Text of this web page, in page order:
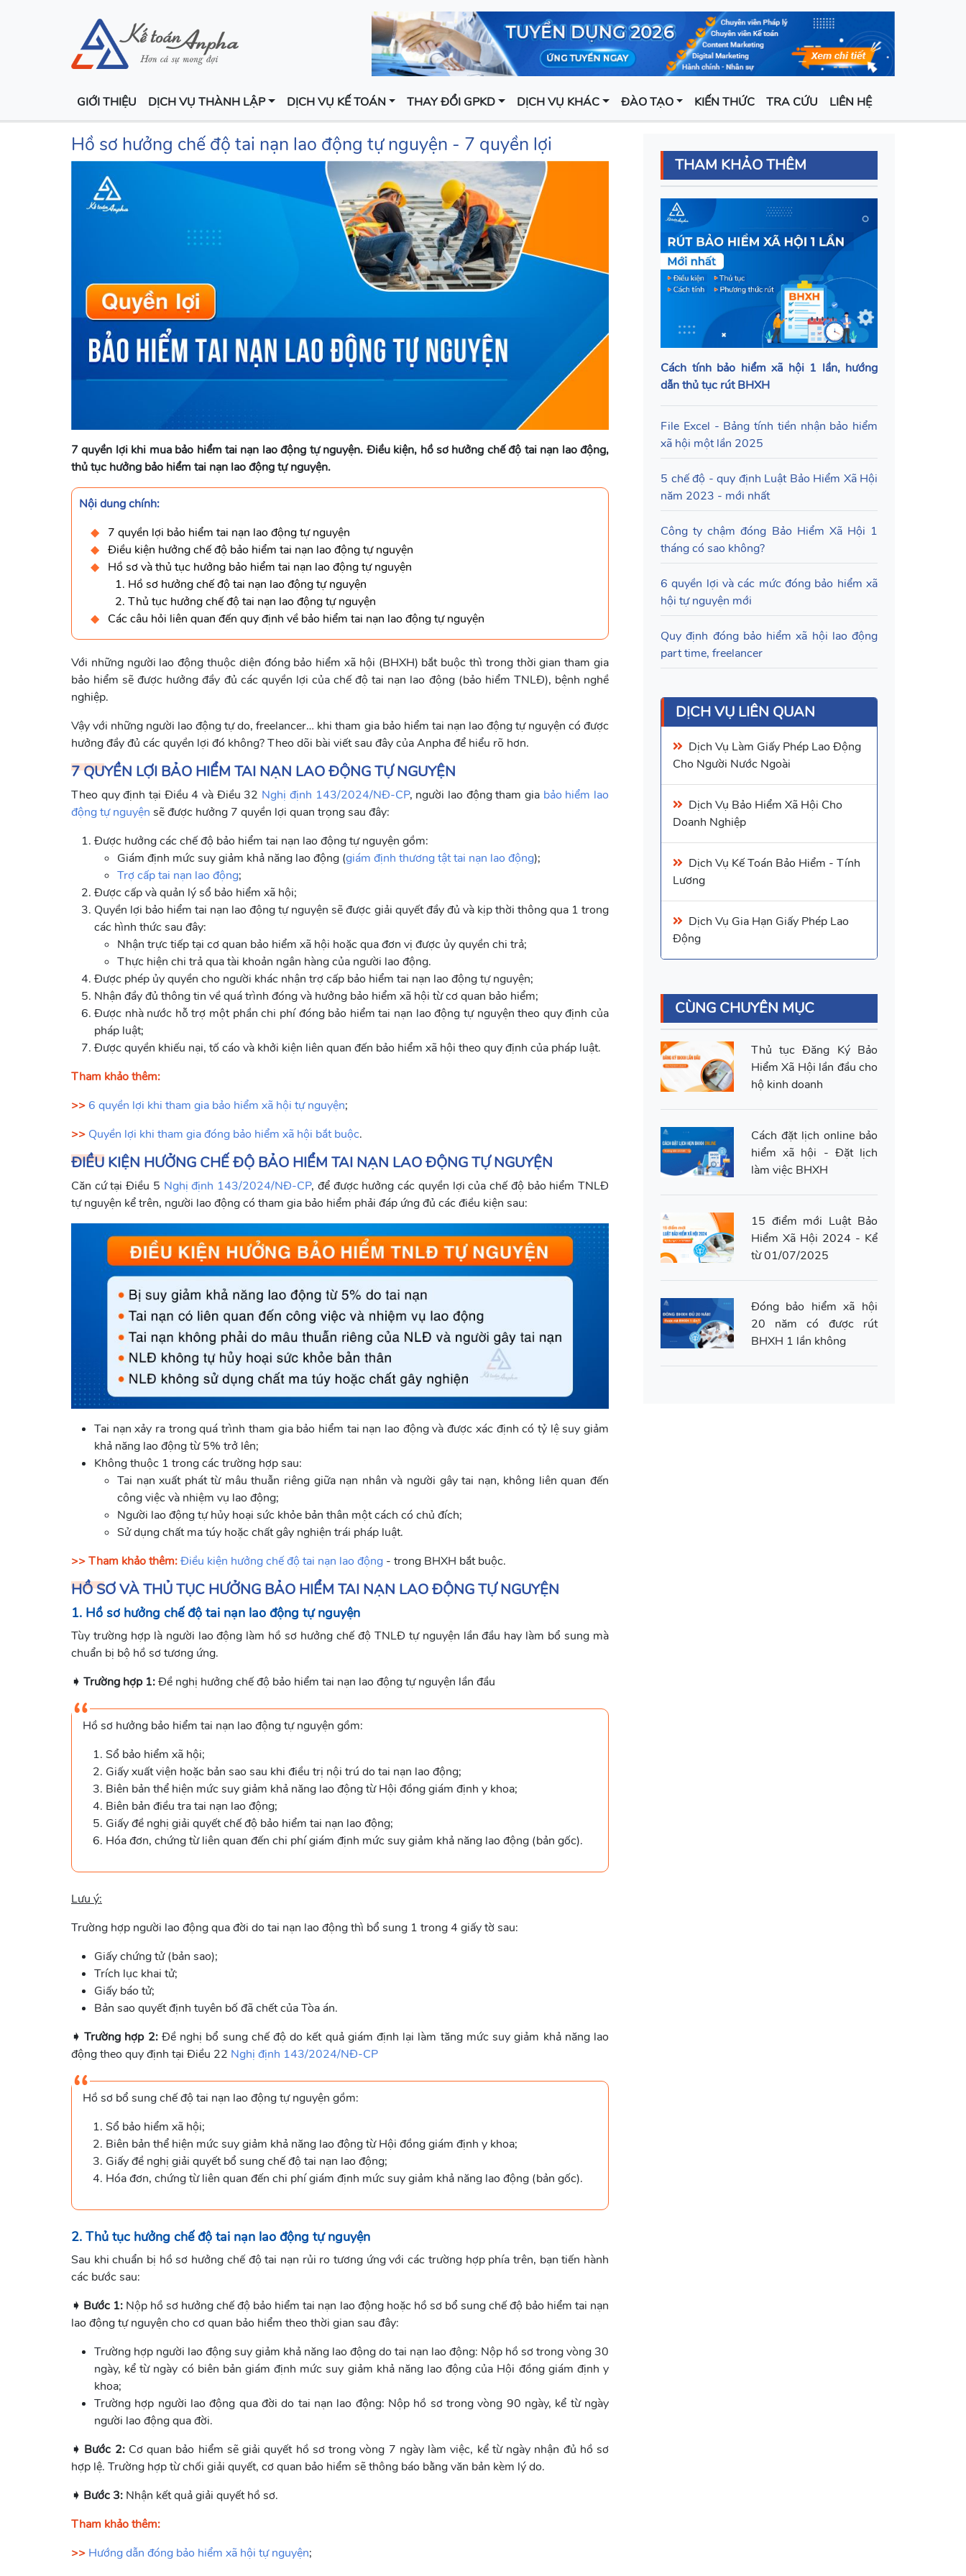
GIỚI THIỆU DỊCH VỤ THÀNH LẬP DỊCH VỤ KẾ TOÁN THAY ĐỔI GPKD DỊCH VỤ KHÁC ĐÀO TẠO KIẾN THỨC TRA CỨU LIÊN HỆ
Hồ sơ hưởng chế độ tai nạn lao động tự nguyện - 7 quyền lợi
7 quyền lợi khi mua bảo hiểm tai nạn lao động tự nguyện. Điều kiện, hồ sơ hưởng chế độ tai nạn lao động,
thủ tục hưởng bảo hiểm tai nạn lao động tự nguyện.
Nội dung chính:
7 quyền lợi bảo hiểm tai nạn lao động tự nguyện
Điều kiện hưởng chế độ bảo hiểm tai nạn lao động tự nguyện
Hồ sơ và thủ tục hưởng bảo hiểm tai nạn lao động tự nguyện
1. Hồ sơ hưởng chế độ tai nạn lao động tự nguyện
2. Thủ tục hưởng chế độ tai nạn lao động tự nguyện
Các câu hỏi liên quan đến quy định về bảo hiểm tai nạn lao động tự nguyện
Với những người lao động thuộc diện đóng bảo hiểm xã hội (BHXH) bắt buộc thì trong thời gian tham gia
bảo hiểm sẽ được hưởng đầy đủ các quyền lợi của chế độ tai nạn lao động (bảo hiểm TNLĐ), bệnh nghề
nghiệp.
Vậy với những người lao động tự do, freelancer… khi tham gia bảo hiểm tai nạn lao động tự nguyện có được
hưởng đầy đủ các quyền lợi đó không? Theo dõi bài viết sau đây của Anpha để hiểu rõ hơn.
7 QUYỀN LỢI BẢO HIỂM TAI NẠN LAO ĐỘNG TỰ NGUYỆN
Theo quy định tại Điều 4 và Điều 32 Nghị định 143/2024/NĐ-CP, người lao động tham gia bảo hiểm lao
động tự nguyện sẽ được hưởng 7 quyền lợi quan trọng sau đây:
Được hưởng các chế độ bảo hiểm tai nạn lao động tự nguyện gồm:
Giám định mức suy giảm khả năng lao động (giám định thương tật tai nạn lao động);
Trợ cấp tai nạn lao động;
Được cấp và quản lý sổ bảo hiểm xã hội;
Quyền lợi bảo hiểm tai nạn lao động tự nguyện sẽ được giải quyết đầy đủ và kịp thời thông qua 1 trong
các hình thức sau đây:
Nhận trực tiếp tại cơ quan bảo hiểm xã hội hoặc qua đơn vị được ủy quyền chi trả;
Thực hiện chi trả qua tài khoản ngân hàng của người lao động.
Được phép ủy quyền cho người khác nhận trợ cấp bảo hiểm tai nạn lao động tự nguyện;
Nhận đầy đủ thông tin về quá trình đóng và hưởng bảo hiểm xã hội từ cơ quan bảo hiểm;
Được nhà nước hỗ trợ một phần chi phí đóng bảo hiểm tai nạn lao động tự nguyện theo quy định của
pháp luật;
Được quyền khiếu nại, tố cáo và khởi kiện liên quan đến bảo hiểm xã hội theo quy định của pháp luật.
Tham khảo thêm:
>> 6 quyền lợi khi tham gia bảo hiểm xã hội tự nguyện;
>> Quyền lợi khi tham gia đóng bảo hiểm xã hội bắt buộc.
ĐIỀU KIỆN HƯỞNG CHẾ ĐỘ BẢO HIỂM TAI NẠN LAO ĐỘNG TỰ NGUYỆN
Căn cứ tại Điều 5 Nghị định 143/2024/NĐ-CP, để được hưởng các quyền lợi của chế độ bảo hiểm TNLĐ
tự nguyện kể trên, người lao động có tham gia bảo hiểm phải đáp ứng đủ các điều kiện sau:
Tai nạn xảy ra trong quá trình tham gia bảo hiểm tai nạn lao động và được xác định có tỷ lệ suy giảm
khả năng lao động từ 5% trở lên;
Không thuộc 1 trong các trường hợp sau:
Tai nạn xuất phát từ mâu thuẫn riêng giữa nạn nhân và người gây tai nạn, không liên quan đến
công việc và nhiệm vụ lao động;
Người lao động tự hủy hoại sức khỏe bản thân một cách có chủ đích;
Sử dụng chất ma túy hoặc chất gây nghiện trái pháp luật.
>> Tham khảo thêm:Điều kiện hưởng chế độ tai nạn lao động - trong BHXH bắt buộc.
HỒ SƠ VÀ THỦ TỤC HƯỞNG BẢO HIỂM TAI NẠN LAO ĐỘNG TỰ NGUYỆN
1. Hồ sơ hưởng chế độ tai nạn lao động tự nguyện
Tùy trường hợp là người lao động làm hồ sơ hưởng chế độ TNLĐ tự nguyện lần đầu hay làm bổ sung mà
chuẩn bị bộ hồ sơ tương ứng.
➧ Trường hợp 1:Đề nghị hưởng chế độ bảo hiểm tai nạn lao động tự nguyện lần đầu
Hồ sơ hưởng bảo hiểm tai nạn lao động tự nguyện gồm:
Sổ bảo hiểm xã hội;
Giấy xuất viện hoặc bản sao sau khi điều trị nội trú do tai nạn lao động;
Biên bản thể hiện mức suy giảm khả năng lao động từ Hội đồng giám định y khoa;
Biên bản điều tra tai nạn lao động;
Giấy đề nghị giải quyết chế độ bảo hiểm tai nạn lao động;
Hóa đơn, chứng từ liên quan đến chi phí giám định mức suy giảm khả năng lao động (bản gốc).
Lưu ý:
Trường hợp người lao động qua đời do tai nạn lao động thì bổ sung 1 trong 4 giấy tờ sau:
Giấy chứng tử (bản sao);
Trích lục khai tử;
Giấy báo tử;
Bản sao quyết định tuyên bố đã chết của Tòa án.
➧ Trường hợp 2: Đề nghị bổ sung chế độ do kết quả giám định lại làm tăng mức suy giảm khả năng lao
động theo quy định tại Điều 22 Nghị định 143/2024/NĐ-CP
Hồ sơ bổ sung chế độ tai nạn lao động tự nguyện gồm:
Sổ bảo hiểm xã hội;
Biên bản thể hiện mức suy giảm khả năng lao động từ Hội đồng giám định y khoa;
Giấy đề nghị giải quyết bổ sung chế độ tai nạn lao động;
Hóa đơn, chứng từ liên quan đến chi phí giám định mức suy giảm khả năng lao động (bản gốc).
2. Thủ tục hưởng chế độ tai nạn lao động tự nguyện
Sau khi chuẩn bị hồ sơ hưởng chế độ tai nạn rủi ro tương ứng với các trường hợp phía trên, bạn tiến hành
các bước sau:
➧ Bước 1: Nộp hồ sơ hưởng chế độ bảo hiểm tai nạn lao động hoặc hồ sơ bổ sung chế độ bảo hiểm tai nạn
lao động tự nguyện cho cơ quan bảo hiểm theo thời gian sau đây:
Trường hợp người lao động suy giảm khả năng lao động do tai nạn lao động: Nộp hồ sơ trong vòng 30
ngày, kể từ ngày có biên bản giám định mức suy giảm khả năng lao động của Hội đồng giám định y
khoa;
Trường hợp người lao động qua đời do tai nạn lao động: Nộp hồ sơ trong vòng 90 ngày, kể từ ngày
người lao động qua đời.
➧ Bước 2:Cơ quan bảo hiểm sẽ giải quyết hồ sơ trong vòng 7 ngày làm việc, kể từ ngày nhận đủ hồ sơ
hợp lệ. Trường hợp từ chối giải quyết, cơ quan bảo hiểm sẽ thông báo bằng văn bản kèm lý do.
➧ Bước 3: Nhận kết quả giải quyết hồ sơ.
Tham khảo thêm:
>> Hướng dẫn đóng bảo hiểm xã hội tự nguyện;
THAM KHẢO THÊM
Cách tính bảo hiểm xã hội 1 lần, hướng
dẫn thủ tục rút BHXH
File Excel - Bảng tính tiền nhận bảo hiểm
xã hội một lần 2025
5 chế độ - quy định Luật Bảo Hiểm Xã Hội
năm 2023 - mới nhất
Công ty chậm đóng Bảo Hiểm Xã Hội 1
tháng có sao không?
6 quyền lợi và các mức đóng bảo hiểm xã
hội tự nguyện mới
Quy định đóng bảo hiểm xã hội lao động
part time, freelancer
DỊCH VỤ LIÊN QUAN
Dịch Vụ Làm Giấy Phép Lao Động
Cho Người Nước Ngoài
Dịch Vụ Bảo Hiểm Xã Hội Cho
Doanh Nghiệp
Dịch Vụ Kế Toán Bảo Hiểm - Tính
Lương
Dịch Vụ Gia Hạn Giấy Phép Lao
Động
CÙNG CHUYÊN MỤC
Thủ tục Đăng Ký Bảo
Hiểm Xã Hội lần đầu cho
hộ kinh doanh
Cách đặt lịch online bảo
hiểm xã hội - Đặt lịch
làm việc BHXH
15 điểm mới Luật Bảo
Hiểm Xã Hội 2024 - Kể
từ 01/07/2025
Đóng bảo hiểm xã hội
20 năm có được rút
BHXH 1 lần không